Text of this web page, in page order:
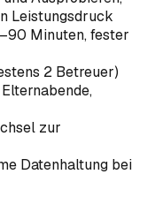
Leistungsdruck
Minuten, fester
2 Betreuer)
zur
Datenhaltung bei